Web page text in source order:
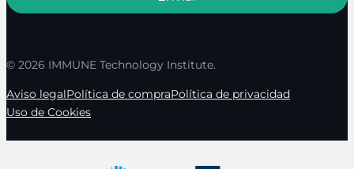
© 2026 IMMUNE Technology Institute.
Aviso legalPolítica de compraPolítica de privacidad
Uso de Cookies